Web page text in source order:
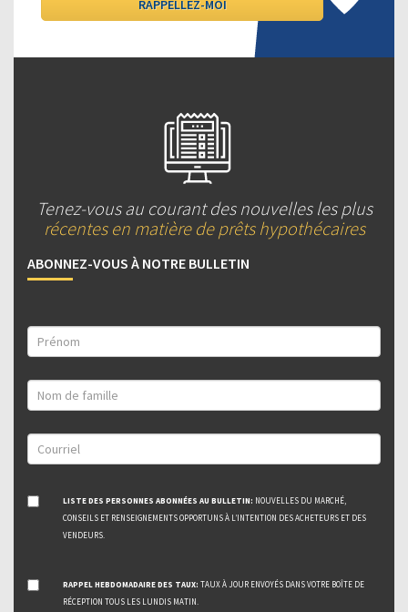
Tenez-vous au courant des nouvelles les plus
récentes en matière de prêts hypothécaires
ABONNEZ-VOUS À NOTRE BULLETIN
LISTE DES PERSONNES ABONNÉES AU BULLETIN: NOUVELLES DU MARCHÉ,
CONSEILS ET RENSEIGNEMENTS OPPORTUNS À L’INTENTION DES ACHETEURS ET DES
VENDEURS.
RAPPEL HEBDOMADAIRE DES TAUX: TAUX À JOUR ENVOYÉS DANS VOTRE BOÎTE DE
RÉCEPTION TOUS LES LUNDIS MATIN.